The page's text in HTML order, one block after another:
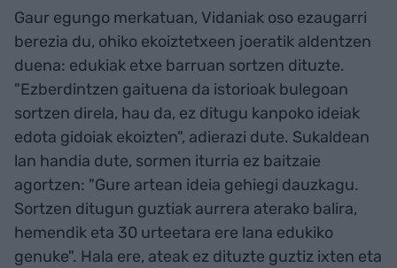
Gaur egungo merkatuan, Vidaniak oso ezaugarri
berezia du, ohiko ekoiztetxeen joeratik aldentzen
duena: edukiak etxe barruan sortzen dituzte.
"Ezberdintzen gaituena da istorioak bulegoan
sortzen direla, hau da, ez ditugu kanpoko ideiak
edota gidoiak ekoizten", adierazi dute. Sukaldean
lan handia dute, sormen iturria ez baitzaie
agortzen: "Gure artean ideia gehiegi dauzkagu.
Sortzen ditugun guztiak aurrera aterako balira,
hemendik eta 30 urteetara ere lana edukiko
genuke". Hala ere, ateak ez dituzte guztiz ixten eta